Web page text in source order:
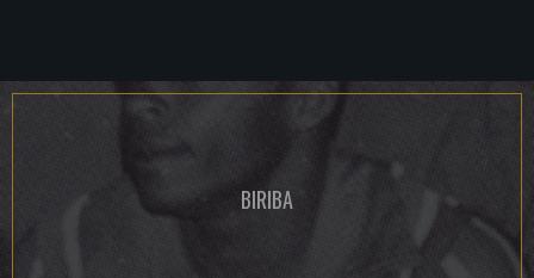
BIRIBA